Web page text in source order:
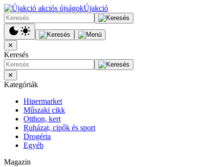
Újakció
✕
Keresés
✕
Kategóriák
Hipermarket
Műszaki cikk
Otthon, kert
Ruházat, cipők és sport
Drogéria
Egyéb
Magazin